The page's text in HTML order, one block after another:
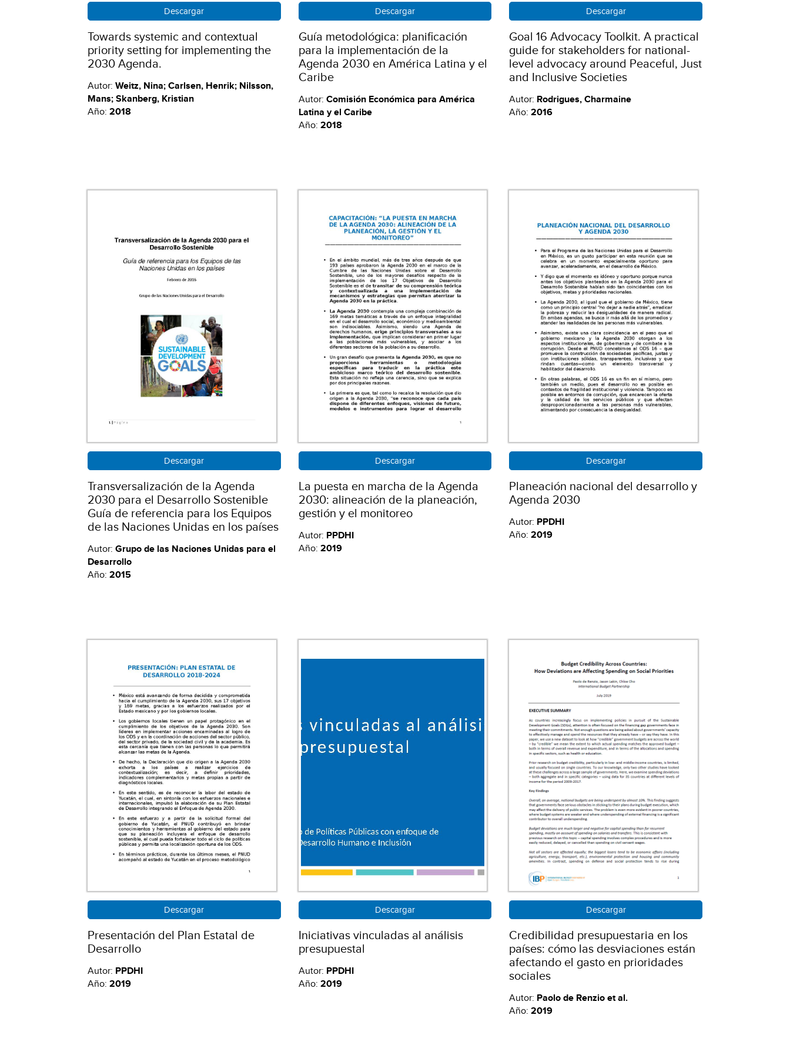
Descargar
Towards systemic and contextual
priority setting for implementing the
2030 Agenda.
Autor: Weitz, Nina; Carlsen, Henrik; Nilsson,
Mans; Skanberg, Kristian
Año: 2018
Descargar
Guía metodológica: planificación
para la implementación de la
Agenda 2030 en América Latina y el
Caribe
Autor: Comisión Económica para América
Latina y el Caribe
Año: 2018
Descargar
Goal 16 Advocacy Toolkit. A practical
guide for stakeholders for national-
level advocacy around Peaceful, Just
and Inclusive Societies
Autor: Rodrigues, Charmaine
Año:2016
Descargar
Transversalización de la Agenda
2030 para el Desarrollo Sostenible
Guía de referencia para los Equipos
de las Naciones Unidas en los países
Autor: Grupo de las Naciones Unidas para el
Desarrollo
Año: 2015
Descargar
La puesta en marcha de la Agenda
2030: alineación de la planeación,
gestión y el monitoreo
Autor: PPDHI
Año: 2019
Descargar
Planeación nacional del desarrollo y
Agenda 2030
Autor: PPDHI
Año:2019
Descargar
Presentación del Plan Estatal de
Desarrollo
Autor: PPDHI
Año: 2019
Descargar
Iniciativas vinculadas al análisis
presupuestal
Autor: PPDHI
Año: 2019
Descargar
Credibilidad presupuestaria en los
países: cómo las desviaciones están
afectando el gasto en prioridades
sociales
Autor: Paolo de Renzio et al.
Año:2019